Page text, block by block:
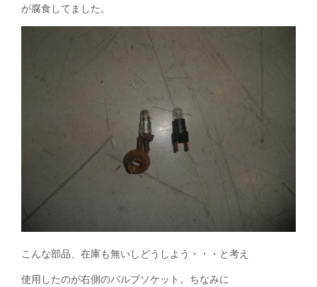
が腐食してました。
こんな部品、在庫も無いしどうしよう・・・と考え
使用したのが右側のバルブソケット。ちなみに